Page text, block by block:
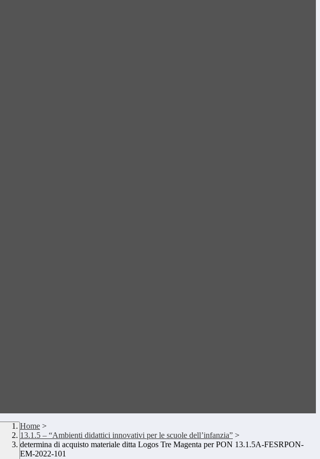
Home >
13.1.5 – “Ambienti didattici innovativi per le scuole dell’infanzia” >
determina di acquisto materiale ditta Logos Tre Magenta per PON 13.1.5A-FESRPON-
EM-2022-101